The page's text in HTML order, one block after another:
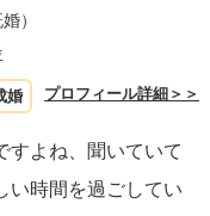
）
婚 プロフィール詳細＞＞
すよね、聞いていて
い時間を過ごしてい